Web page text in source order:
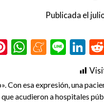
Publicada el
Pinterest
WhatsApp
Line
Con esa expresión, una
que acudieron a hospitales